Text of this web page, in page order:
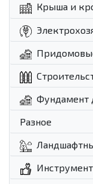
Крыша и
Фундамент
Разное